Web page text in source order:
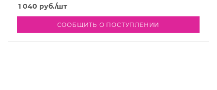
1 040 руб./шт
СООБЩИТЬ О ПОСТУПЛЕНИИ